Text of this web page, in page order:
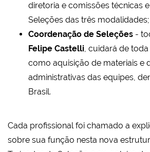
diretoria e comissões técnicas
Seleções das três modalidades;
Coordenação de Seleções -
Felipe Castelli, cuidará de
como aquisição de materiais e
administrativas das equipes,
Brasil.
Cada profissional foi chamado a
sobre sua função nesta nova